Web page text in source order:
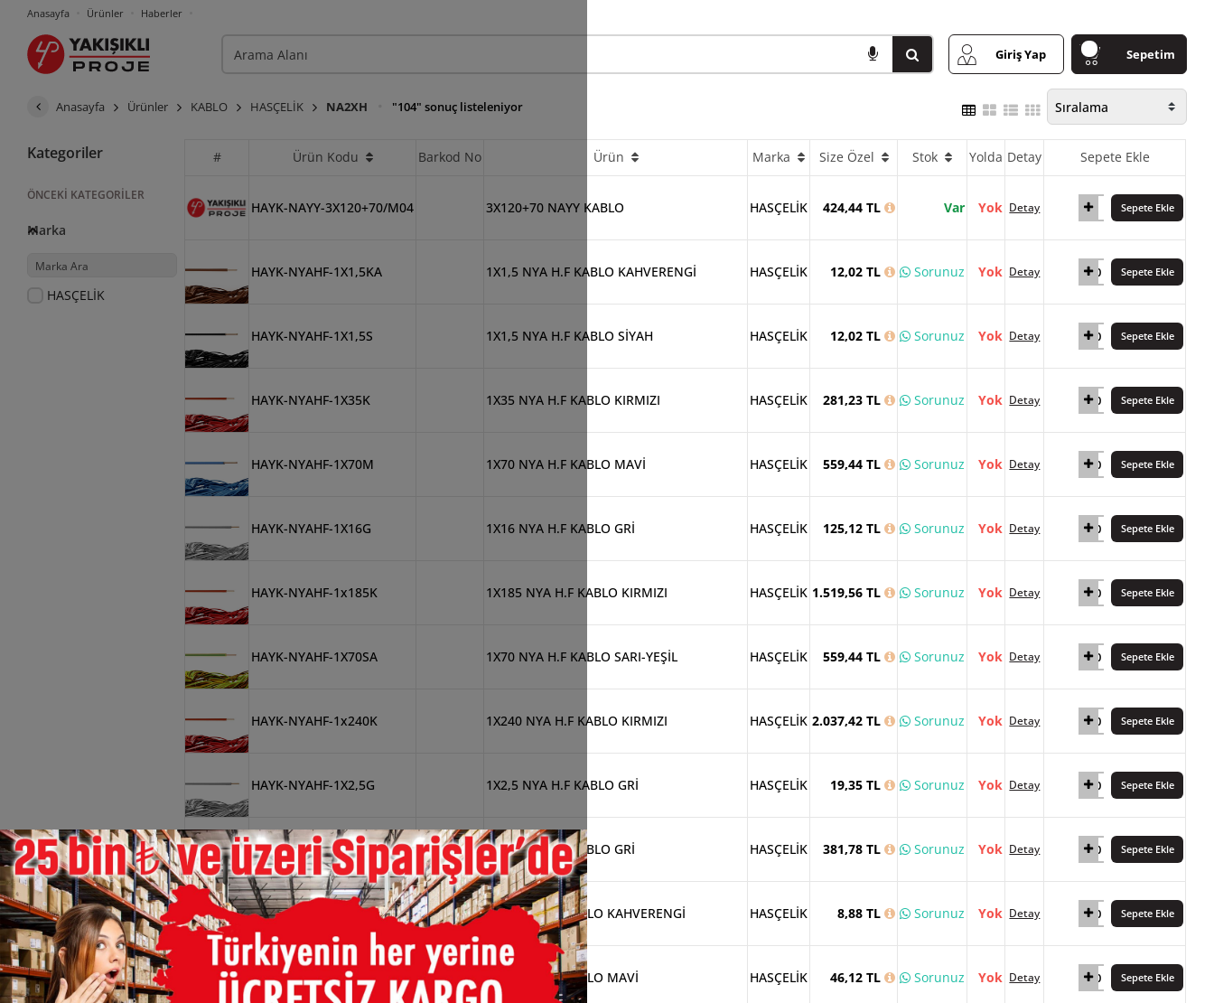
Anasayfa Ürünler Haberler
Giriş Yap Sepetim
Anasayfa Ürünler KABLO HASÇELİK NA2XH "104" sonuç listeleniyor
Kategoriler
ÖNCEKI KATEGORILER
Marka
HASÇELİK
# Ürün Kodu Barkod No Ürün Marka Size Özel Stok Yolda Detay Sepete Ekle
HAYK-NAYY-3X120+70/M04 3X120+70 NAYY KABLO HASÇELİK 424,44 TL Var Yok Detay Sepete Ekle
HAYK-NYAHF-1X1,5KA 1X1,5 NYA H.F KABLO KAHVERENGİ HASÇELİK 12,02 TL Sorunuz Yok Detay Sepete Ekle
HAYK-NYAHF-1X1,5S 1X1,5 NYA H.F KABLO SİYAH HASÇELİK 12,02 TL Sorunuz Yok Detay Sepete Ekle
HAYK-NYAHF-1X35K 1X35 NYA H.F KABLO KIRMIZI HASÇELİK 281,23 TL Sorunuz Yok Detay Sepete Ekle
HAYK-NYAHF-1X70M 1X70 NYA H.F KABLO MAVİ HASÇELİK 559,44 TL Sorunuz Yok Detay Sepete Ekle
HAYK-NYAHF-1X16G 1X16 NYA H.F KABLO GRİ HASÇELİK 125,12 TL Sorunuz Yok Detay Sepete Ekle
HAYK-NYAHF-1x185K 1X185 NYA H.F KABLO KIRMIZI HASÇELİK 1.519,56 TL Sorunuz Yok Detay Sepete Ekle
HAYK-NYAHF-1X70SA 1X70 NYA H.F KABLO SARI-YEŞİL HASÇELİK 559,44 TL Sorunuz Yok Detay Sepete Ekle
HAYK-NYAHF-1x240K 1X240 NYA H.F KABLO KIRMIZI HASÇELİK 2.037,42 TL Sorunuz Yok Detay Sepete Ekle
HAYK-NYAHF-1X2,5G 1X2,5 NYA H.F KABLO GRİ HASÇELİK 19,35 TL Sorunuz Yok Detay Sepete Ekle
HAYK-NYAHF-1X50G 1X50 NYA H.F KABLO GRİ HASÇELİK 381,78 TL Sorunuz Yok Detay Sepete Ekle
HAYK-NYAHF-1X1KA 1X1 NYA H.F KABLO KAHVERENGİ HASÇELİK 8,88 TL Sorunuz Yok Detay Sepete Ekle
HAYK-NYAHF-1X6M 1X6 NYA H.F KABLO MAVİ HASÇELİK 46,12 TL Sorunuz Yok Detay Sepete Ekle
×